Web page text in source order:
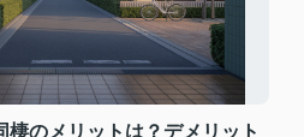
棲のメリットは？デメリット